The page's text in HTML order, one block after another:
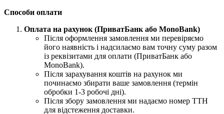
Способи оплати
Оплата на рахунок (ПриватБанк або MonoBank)
Після оформлення замовлення ми перевіряємо
його наявність і надсилаємо вам точну суму разом
із реквізитами для оплати (ПриватБанк або
MonoBank).
Після зарахування коштів на рахунок ми
починаємо збирати ваше замовлення (термін
обробки 1-3 робочі дні).
Після збору замовлення ми надаємо номер ТТН
для відстеження доставки.